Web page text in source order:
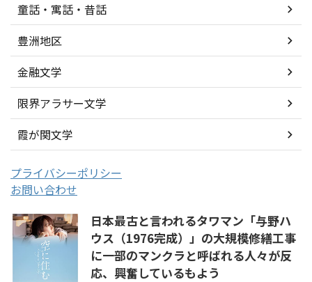
童話・寓話・昔話
豊洲地区
金融文学
限界アラサー文学
霞が関文学
プライバシーポリシー
お問い合わせ
日本最古と言われるタワマン「与野ハ
ウス（1976完成）」の大規模修繕工事
に一部のマンクラと呼ばれる人々が反
応、興奮しているもよう